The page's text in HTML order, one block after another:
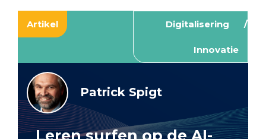
Artikel Digitalisering
Innovatie
Patrick Spigt